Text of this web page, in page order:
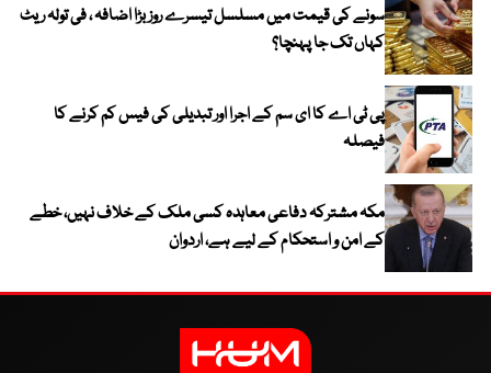
سونے کی قیمت میں مسلسل تیسرے روز بڑا اضافہ ، فی تولہ ریٹ
کہاں تک جا پہنچا؟
پی ٹی اے کا ای سم کے اجرا اور تبدیلی کی فیس کم کرنے کا
فیصلہ
مکہ مشترکہ دفاعی معاہدہ کسی ملک کے خلاف نہیں، خطے
کے امن و استحکام کے لیے ہے، اردوان